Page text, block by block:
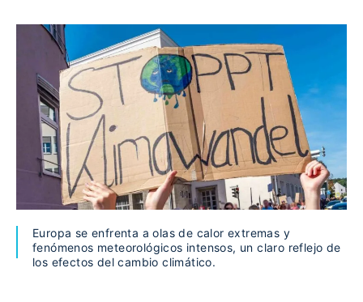
Europa se enfrenta a olas de calor extremas y
fenómenos meteorológicos intensos, un claro reflejo de
los efectos del cambio climático.